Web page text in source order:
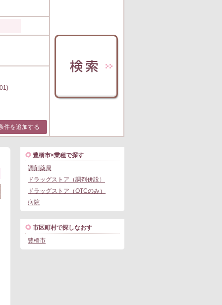
件を追加する
豊橋市×業種で探す
調剤薬局
ドラッグストア（調剤併設）
ドラッグストア（OTCのみ）
病院
市区町村で探しなおす
豊橋市